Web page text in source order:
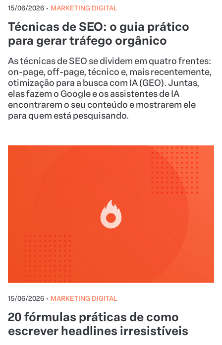
15/06/2026 • MARKETING DIGITAL
Técnicas de SEO: o guia prático
para gerar tráfego orgânico
As técnicas de SEO se dividem em quatro frentes:
on-page, off-page, técnico e, mais recentemente,
otimização para a busca com IA (GEO). Juntas,
elas fazem o Google e os assistentes de IA
encontrarem o seu conteúdo e mostrarem ele
para quem está pesquisando.
15/06/2026 • MARKETING DIGITAL
20 fórmulas práticas de como
escrever headlines irresistíveis